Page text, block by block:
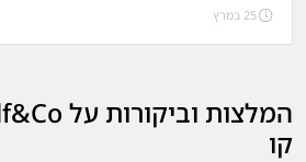
25 במרץ
קו